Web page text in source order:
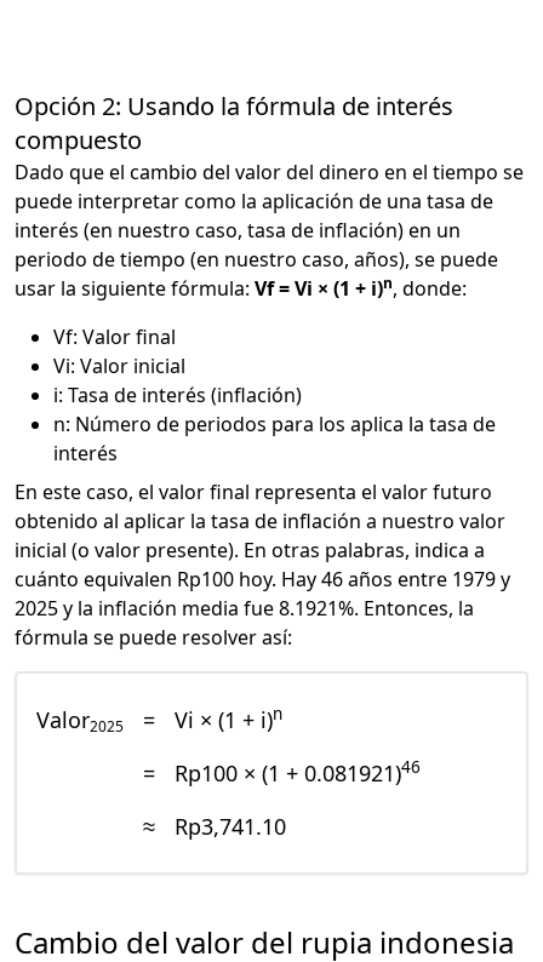
Opción 2: Usando la fórmula de interés
compuesto
Dado que el cambio del valor del dinero en el tiempo se
puede interpretar como la aplicación de una tasa de
interés (en nuestro caso, tasa de inflación) en un
periodo de tiempo (en nuestro caso, años), se puede
usar la siguiente fórmula: Vf = Vi × (1 + i)n, donde:
Vf: Valor final
Vi: Valor inicial
i: Tasa de interés (inflación)
n: Número de periodos para los aplica la tasa de
interés
En este caso, el valor final representa el valor futuro
obtenido al aplicar la tasa de inflación a nuestro valor
inicial (o valor presente). En otras palabras, indica a
cuánto equivalen Rp100 hoy. Hay 46 años entre 1979 y
2025 y la inflación media fue 8.1921%. Entonces, la
fórmula se puede resolver así:
Valor2025 = Vi × (1 + i)n
= Rp100 × (1 + 0.081921)46
≈ Rp3,741.10
Cambio del valor del rupia indonesia